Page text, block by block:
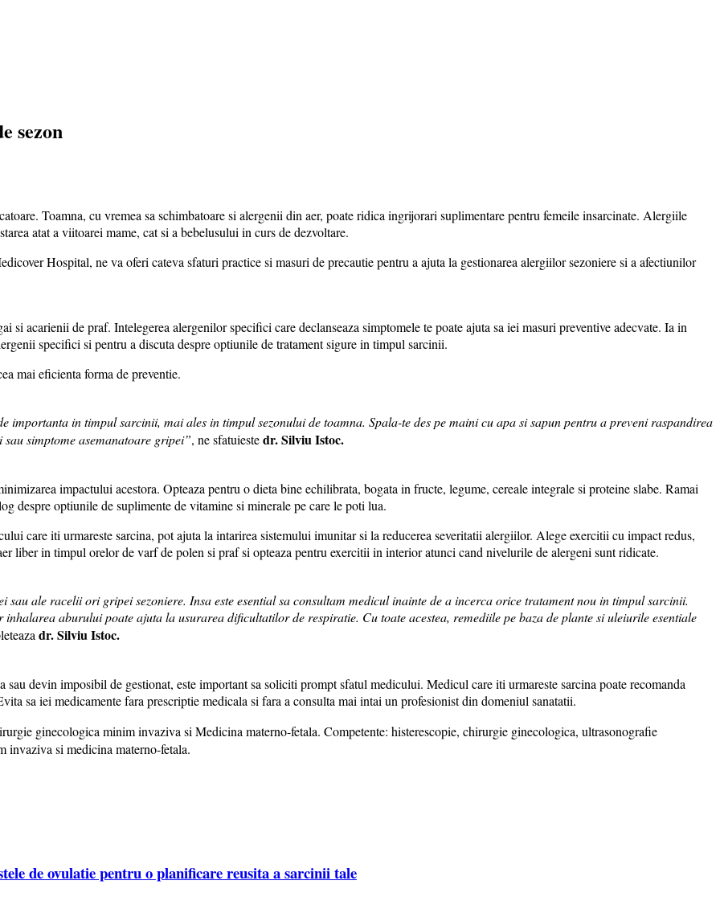
sezon
Toamna, cu vremea sa schimbatoare si alergenii din aer, poate ridica ingrijorari suplimentare pentru femeile insarcinate. Alergiile
atat a viitoarei mame, cat si a bebelusului in curs de dezvoltare.
Hospital, ne va oferi cateva sfaturi practice si masuri de precautie pentru a ajuta la gestionarea alergiilor sezoniere si a afectiunilor
si acarienii de praf. Intelegerea alergenilor specifici care declanseaza simptomele te poate ajuta sa iei masuri preventive adecvate. Ia in
specifici si pentru a discuta despre optiunile de tratament sigure in timpul sarcinii.
mai eficienta forma de preventie.
importanta in timpul sarcinii, mai ales in timpul sezonului de toamna. Spala-te des pe maini cu apa si sapun pentru a preveni raspandirea
simptome asemanatoare gripei”, ne sfatuiestedr. Silviu Istoc.
impactului acestora. Opteaza pentru o dieta bine echilibrata, bogata in fructe, legume, cereale integrale si proteine slabe. Ramai
despre optiunile de suplimente de vitamine si minerale pe care le poti lua.
care iti urmareste sarcina, pot ajuta la intarirea sistemului imunitar si la reducerea severitatii alergiilor. Alege exercitii cu impact redus,
liber in timpul orelor de varf de polen si praf si opteaza pentru exercitii in interior atunci cand nivelurile de alergeni sunt ridicate.
ale racelii ori gripei sezoniere. Insa este esential sa consultam medicul inainte de a incerca orice tratament nou in timpul sarcinii.
aburului poate ajuta la usurarea dificultatilor de respiratie. Cu toate acestea, remediile pe baza de plante si uleiurile esentiale
dr. Silviu Istoc.
sau devin imposibil de gestionat, este important sa soliciti prompt sfatul medicului. Medicul care iti urmareste sarcina poate recomanda
sa iei medicamente fara prescriptie medicala si fara a consulta mai intai un profesionist din domeniul sanatatii.
ginecologica minim invaziva si Medicina materno-fetala. Competente: histerescopie, chirurgie ginecologica, ultrasonografie
invaziva si medicina materno-fetala.
de ovulatie pentru o planificare reusita a sarcinii tale